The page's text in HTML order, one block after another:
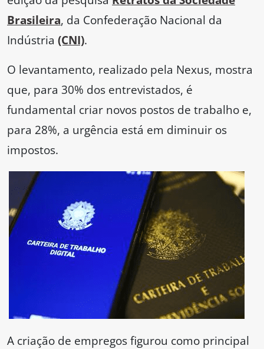
Brasileira, da Confederação Nacional da
Indústria (CNI).
O levantamento, realizado pela Nexus, mostra
que, para 30% dos entrevistados, é
fundamental criar novos postos de trabalho e,
para 28%, a urgência está em diminuir os
impostos.
A criação de empregos figurou como principal